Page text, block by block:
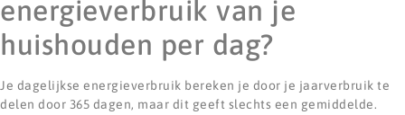
energieverbruik van je
huishouden per dag?
Je dagelijkse energieverbruik bereken je door je jaarverbruik te
delen door 365 dagen, maar dit geeft slechts een gemiddelde.